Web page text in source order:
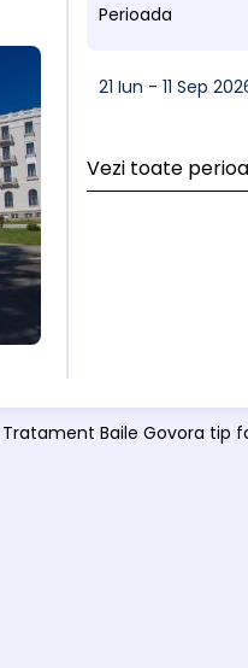
Perioada
21 Iun - 11 Sep
Vezi toate
Baile Govora tip